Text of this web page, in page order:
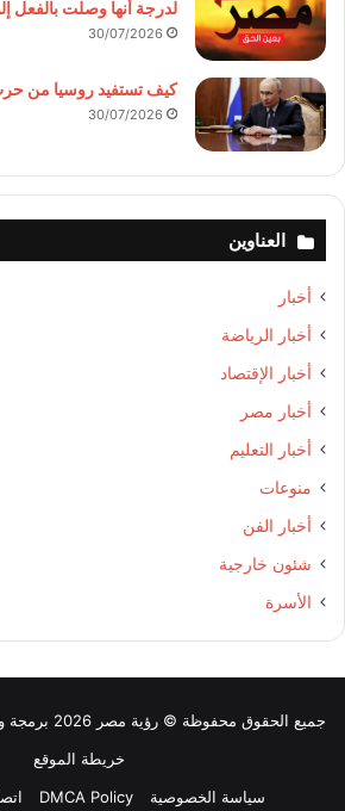
لدرجة أنها وصلت بالفعل
30/07/2026
كيف تستفيد روسيا من
30/07/2026
العناوين
أخبار
أخبار الرياضة
أخبار الإقتصاد
أخبار مصر
أخبار التعليم
منوعات
أخبار الفن
شئون خارجية
الأسرة
جميع الحقوق محفوظة © رؤية مصر 2026 برمجة وتصميم عرب فور هوست |
خريطة الموقع
سياسة الخصوصية
DMCA Policy